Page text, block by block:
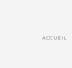
ACCUEIL